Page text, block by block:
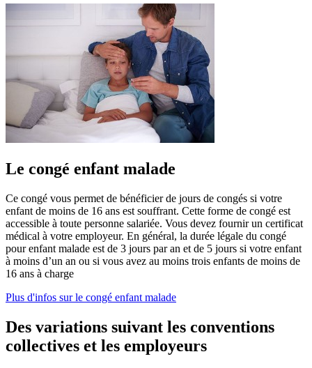
Le congé enfant malade
Ce congé vous permet de bénéficier de jours de congés si votre
enfant de moins de 16 ans est souffrant. Cette forme de congé est
accessible à toute personne salariée. Vous devez fournir un certificat
médical à votre employeur. En général, la durée légale du congé
pour enfant malade est de 3 jours par an et de 5 jours si votre enfant
à moins d’un an ou si vous avez au moins trois enfants de moins de
16 ans à charge
Plus d'infos sur le congé enfant malade
Des variations suivant les conventions
collectives et les employeurs